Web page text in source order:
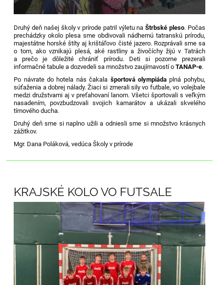
Druhý deň našej školy v prírode patril výletu naŠtrbské pleso. Počas
prechádzky okolo plesa sme obdivovali nádhernú tatranskú prírodu,
majestátne horské štíty aj krištáľovo čisté jazero. Rozprávali sme sa
o tom, ako vznikajú plesá, aké rastliny a živočíchy žijú v Tatrách
a prečo je dôležité chrániť prírodu. Deti si pozorne prezerali
informačné tabule a dozvedeli sa množstvo zaujímavostí oTANAP-e.
Po návrate do hotela nás čakala športová olympiádaplná pohybu,
súťaženia a dobrej nálady. Žiaci si zmerali sily vo futbale, vo volejbale
medzi družstvami aj v preťahovaní lanom. Všetci športovali s veľkým
nasadením, povzbudzovali svojich kamarátov a ukázali skvelého
tímového ducha.
Druhý deň sme si naplno užili a odniesli sme si množstvo krásnych
zážitkov.
Mgr. Dana Poláková, vedúca Školy v prírode
KRAJSKÉ KOLO VO FUTSALE